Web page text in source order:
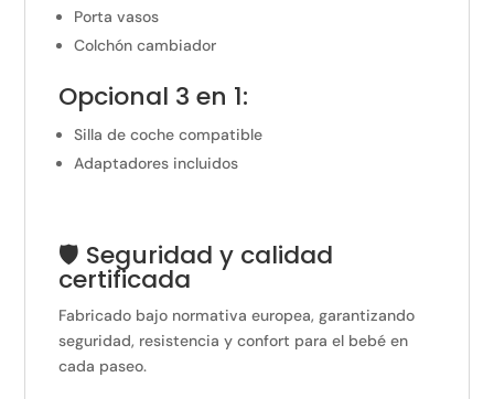
Porta vasos
Colchón cambiador
Opcional 3 en 1:
Silla de coche compatible
Adaptadores incluidos
🛡️ Seguridad y calidad
certificada
Fabricado bajo normativa europea, garantizando
seguridad, resistencia y confort para el bebé en
cada paseo.